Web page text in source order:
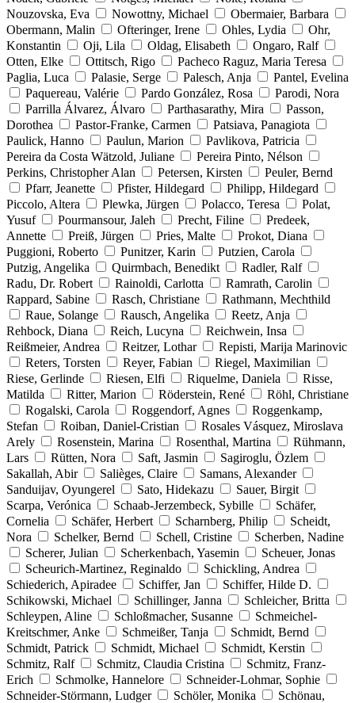
Nouzovska, Eva
Nowottny, Michael
Obermaier, Barbara
Obermann, Malin
Ofteringer, Irene Ohles, Lydia
Ohr,
Konstantin
Oji, Lila Oldag, Elisabeth
Ongaro, Ralf
Otten, Elke
Ottitsch, Rigo
Pacheco Raguz, Maria Teresa
Paglia, Luca
Palasie, Serge Palesch, Anja
Pantel, Evelina
Paquereau, Valérie
Pardo González, Rosa
Parodi, Nora
Parrilla Álvarez, Álvaro
Parthasarathy, Mira
Passon,
Dorothea
Pastor-Franke, Carmen
Patsiava, Panagiota
Paulick, Hanno
Paulun, Marion
Pavlikova, Patricia
Pereira da Costa Wätzold, Juliane
Pereira Pinto, Nélson
Perkins, Christopher Alan
Petersen, Kirsten
Peuler, Bernd
Pfarr, Jeanette
Pfister, Hildegard
Philipp, Hildegard
Piccolo, Altera
Plewka, Jürgen Polacco, Teresa
Polat,
Yusuf
Pourmansour, Jaleh Precht, Filine
Predeek,
Annette
Preiß, Jürgen Pries, Malte
Prokot, Diana
Puggioni, Roberto
Punitzer, Karin
Putzien, Carola
Putzig, Angelika
Quirmbach, Benedikt
Radler, Ralf
Radu, Dr. Robert
Rainoldi, Carlotta
Ramrath, Carolin
Rappard, Sabine
Rasch, Christiane
Rathmann, Mechthild
Raue, Solange
Rausch, Angelika
Reetz, Anja
Rehbock, Diana
Reich, Lucyna
Reichwein, Insa
Reißmeier, Andrea
Reitzer, Lothar
Repisti, Marija Marinovic
Reters, Torsten
Reyer, Fabian
Riegel, Maximilian
Riese, Gerlinde
Riesen, Elfi Riquelme, Daniela
Risse,
Matilda
Ritter, Marion Röderstein, René
Röhl, Christiane
Rogalski, Carola
Roggendorf, Agnes
Roggenkamp,
Stefan
Roiban, Daniel-Cristian
Rosales Vásquez, Miroslava
Arely
Rosenstein, Marina Rosenthal, Martina
Rühmann,
Lars
Rütten, Nora Saft, Jasmin
Sagiroglu, Özlem
Sakallah, Abir
Salièges, Claire
Samans, Alexander
Sanduijav, Oyungerel
Sato, Hidekazu
Sauer, Birgit
Scarpa, Verónica
Schaab-Jerzembeck, Sybille
Schäfer,
Cornelia
Schäfer, Herbert Scharnberg, Philip
Scheidt,
Nora
Schelker, Bernd Schell, Cristine
Scherben, Nadine
Scherer, Julian
Scherkenbach, Yasemin
Scheuer, Jonas
Scheurich-Martinez, Reginaldo
Schickling, Andrea
Schiederich, Apiradee
Schiffer, Jan
Schiffer, Hilde D.
Schikowski, Michael
Schillinger, Janna
Schleicher, Britta
Schleypen, Aline
Schloßmacher, Susanne
Schmeichel-
Kreitschmer, Anke
Schmeißer, Tanja
Schmidt, Bernd
Schmidt, Patrick
Schmidt, Michael
Schmidt, Kerstin
Schmitz, Ralf
Schmitz, Claudia Cristina
Schmitz, Franz-
Erich
Schmolke, Hannelore
Schneider-Lohmar, Sophie
Schneider-Störmann, Ludger
Schöler, Monika
Schönau,